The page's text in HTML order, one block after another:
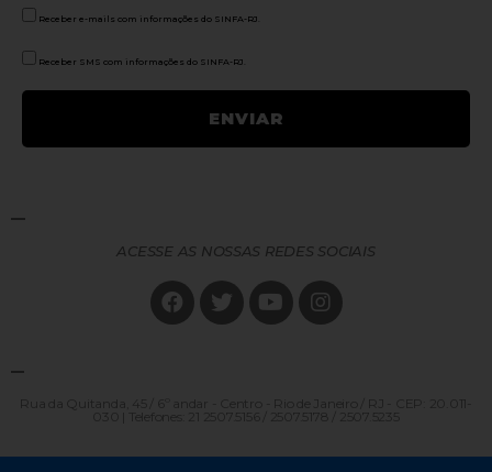
Receber e-mails com informações do SINFA-RJ.
Receber SMS com informações do SINFA-RJ.
ACESSE AS NOSSAS REDES SOCIAIS
Rua da Quitanda, 45 / 6º andar - Centro - Rio de Janeiro / RJ - CEP: 20.011-
030 | Telefones: 21 2507.5156 / 2507.5178 / 2507.5235